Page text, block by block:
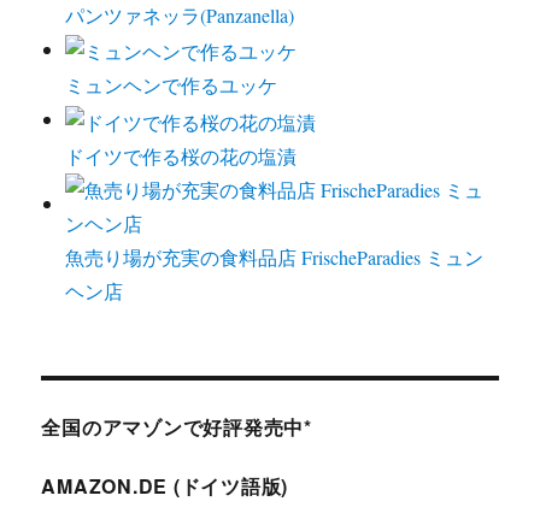
パンツァネッラ(Panzanella)
ミュンヘンで作るユッケ
ドイツで作る桜の花の塩漬
魚売り場が充実の食料品店 FrischeParadies ミュン
ヘン店
全国のアマゾンで好評発売中*
AMAZON.DE (ドイツ語版)